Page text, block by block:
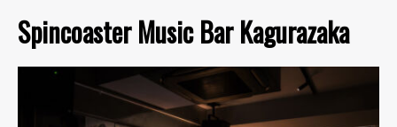
Spincoaster Music Bar Kagurazaka